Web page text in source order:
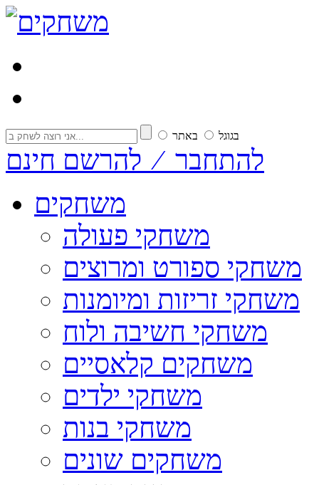
בגוגל באתר
להתחבר ⁄ להרשם חינם
משחקים
משחקי פעולה
משחקי ספורט ומרוצים
משחקי זריזות ומיומנות
משחקי חשיבה ולוח
משחקים קלאסיים
משחקי ילדים
משחקי בנות
משחקים שונים